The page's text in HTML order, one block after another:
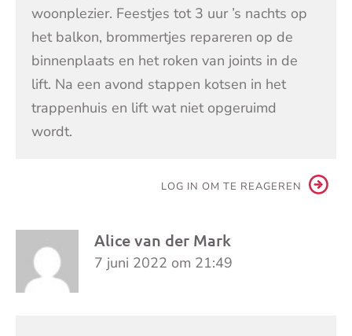
woonplezier. Feestjes tot 3 uur ’s nachts op
het balkon, brommertjes repareren op de
binnenplaats en het roken van joints in de
lift. Na een avond stappen kotsen in het
trappenhuis en lift wat niet opgeruimd
wordt.
LOG IN OM TE REAGEREN
Alice van der Mark
7 juni 2022 om 21:49